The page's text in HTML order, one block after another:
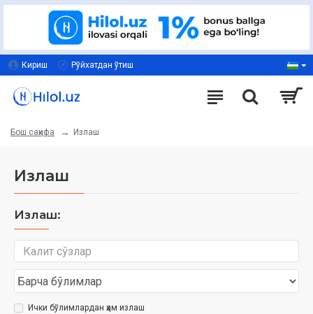
Кириш Рўйхатдан ўтиш
Бош саҳифа Излаш
Излаш
Излаш:
Ички бўлимлардан ҳам излаш